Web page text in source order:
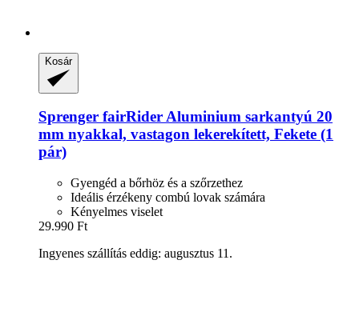
Kosár
Sprenger fairRider Aluminium sarkantyú 20
mm nyakkal, vastagon lekerekített, Fekete (1
pár)
Gyengéd a bőrhöz és a szőrzethez
Ideális érzékeny combú lovak számára
Kényelmes viselet
29.990 Ft
Ingyenes szállítás eddig: augusztus 11.